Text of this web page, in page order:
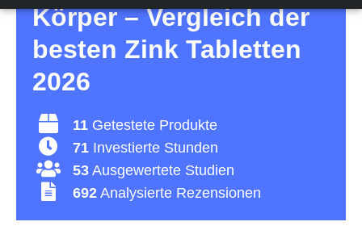
Körper – Vergleich der
besten Zink Tabletten
2026
11 Getestete Produkte
71 Investierte Stunden
53 Ausgewertete Studien
692 Analysierte Rezensionen